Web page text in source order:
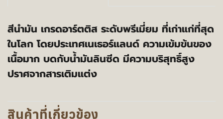
สีนำมัน เกรดอาร์ตติส ระดับพรีเมี่ยม ที่เก่าแก่ที่สุด
ในโลก โดยประเทศเนเธอร์แลนด์ ความเข้มข้นของ
เนื้อมาก บดกับน้ำมันลินซีด มีความบริสุทธิ์สูง
ปราศจากสารเติมแต่ง
สินค้าที่เกี่ยวข้อง